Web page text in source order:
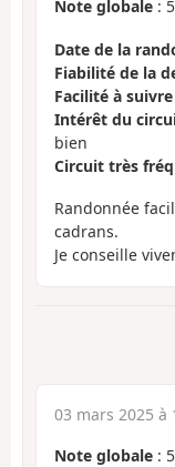
Note globale : 5
Date de la
Fiabilité de la
Facilité à
Intérêt du
bien
Circuit très
Randonnée
cadrans.
Je conseille
03 mars 2025 à
Note globale : 5